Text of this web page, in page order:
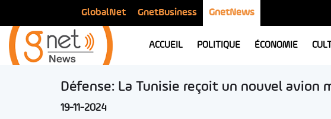
GlobalNet GnetBusiness GnetNews
ACCUEIL POLITIQUE ÉCONOMIE
Défense: La Tunisie reçoit un nouvel avion
19-11-2024